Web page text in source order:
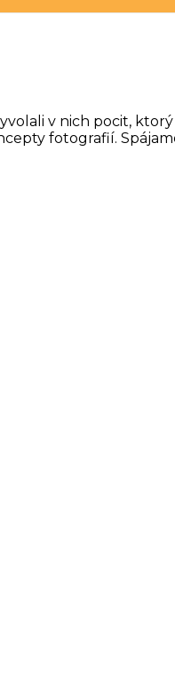
v nich pocit,
fotografií.